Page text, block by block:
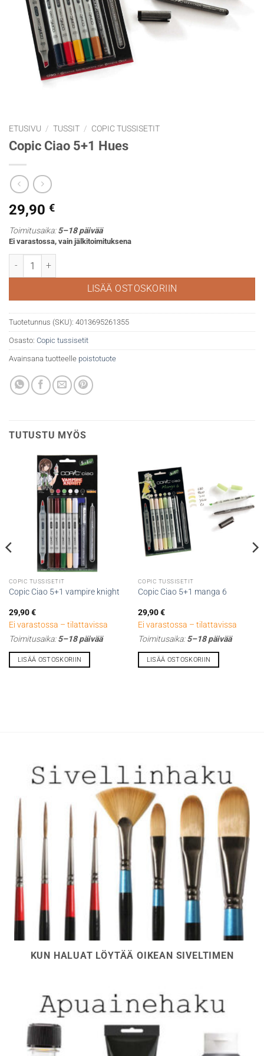
ETUSIVU / TUSSIT / COPIC TUSSISETIT
Copic Ciao 5+1 Hues
29,90 €
Toimitusaika:5–18 päivää
Ei varastossa, vain jälkitoimituksena
Copic Ciao 5+1 Hues määrä
LISÄÄ OSTOSKORIIN
Tuotetunnus (SKU): 4013695261355
Osasto: Copic tussisetit
Avainsana tuotteelle poistotuote
TUTUSTU MYÖS
COPIC TUSSISETIT
Copic Ciao 5+1 vampire knight
29,90€
Ei varastossa – tilattavissa
Toimitusaika:5–18 päivää
LISÄÄ OSTOSKORIIN
COPIC TUSSISETIT
Copic Ciao 5+1 manga 6
29,90€
Ei varastossa – tilattavissa
Toimitusaika:5–18 päivää
LISÄÄ OSTOSKORIIN
KUN HALUAT LÖYTÄÄ OIKEAN SIVELTIMEN